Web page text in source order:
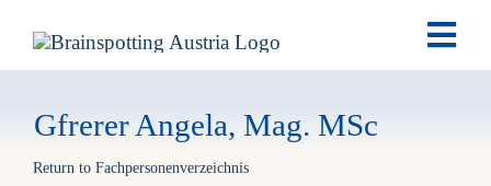
Gfrerer Angela, Mag. MSc
Return to Fachpersonenverzeichnis